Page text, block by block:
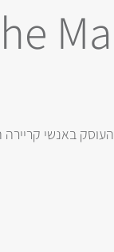
העוסק באנשי